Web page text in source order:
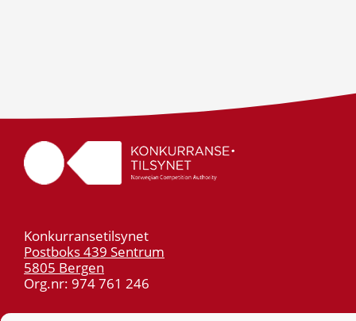
Konkurransetilsynet
Postboks 439 Sentrum
5805 Bergen
Org.nr: 974 761 246